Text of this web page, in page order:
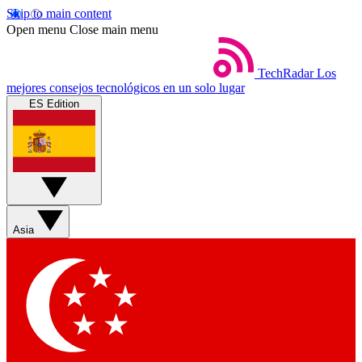
Skip to main content
Open menu Close main menu
TechRadar Los
mejores consejos tecnológicos en un solo lugar
ES Edition
Asia